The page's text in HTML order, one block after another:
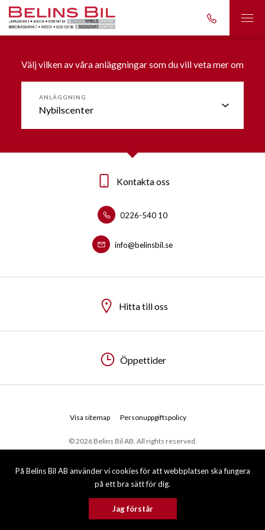
På Belins Bil AB använder vi cookies för att webbplatsen ska fungera
på ett bra sätt för dig.
Jag förstår
Välj vilken av våra anläggningar som du vill veta mer om
ANLÄGGNING
Kontakta oss
0226-540 10
info@belinsbil.se
Hitta till oss
Öppettider
Kontakta oss
0226-53090
info@belinsbil.se
Hitta till oss
Öppettider
© 2026 Belins Bil AB. All rights reserved.
Visa sitemap Personuppgiftspolicy